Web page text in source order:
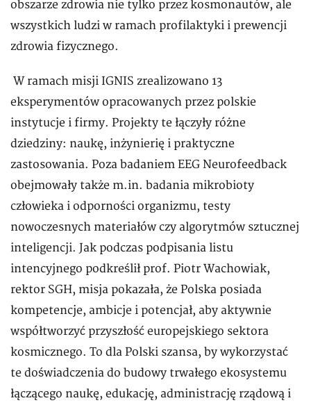
obszarze zdrowia nie tylko przez kosmonautów, ale
wszystkich ludzi w ramach profilaktyki i prewencji
zdrowia fizycznego.
W ramach misji IGNIS zrealizowano 13
eksperymentów opracowanych przez polskie
instytucje i firmy. Projekty te łączyły różne
dziedziny: naukę, inżynierię i praktyczne
zastosowania. Poza badaniem EEG Neurofeedback
obejmowały także m.in. badania mikrobioty
człowieka i odporności organizmu, testy
nowoczesnych materiałów czy algorytmów sztucznej
inteligencji. Jak podczas podpisania listu
intencyjnego podkreślił prof. Piotr Wachowiak,
rektor SGH, misja pokazała, że Polska posiada
kompetencje, ambicje i potencjał, aby aktywnie
współtworzyć przyszłość europejskiego sektora
kosmicznego. To dla Polski szansa, by wykorzystać
te doświadczenia do budowy trwałego ekosystemu
łączącego naukę, edukację, administrację rządową i